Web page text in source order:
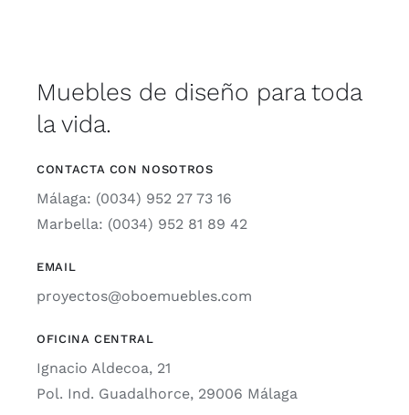
Muebles de diseño para toda
la vida.
CONTACTA CON NOSOTROS
Málaga: (0034) 952 27 73 16
Marbella: (0034) 952 81 89 42
EMAIL
proyectos@oboemuebles.com
OFICINA CENTRAL
Ignacio Aldecoa, 21
Pol. Ind. Guadalhorce, 29006 Málaga